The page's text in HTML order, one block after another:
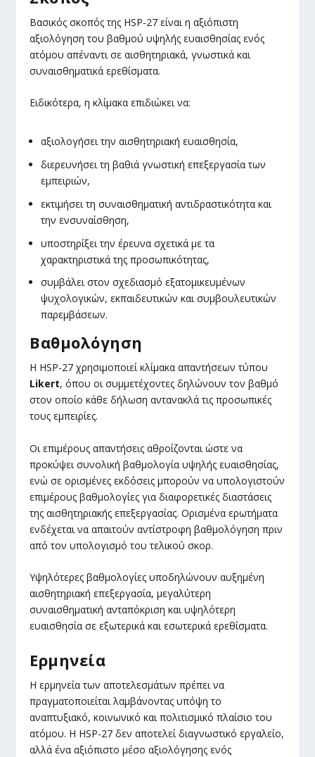
Βασικός σκοπός της HSP-27 είναι η αξιόπιστη
αξιολόγηση του βαθμού υψηλής ευαισθησίας ενός
ατόμου απέναντι σε αισθητηριακά, γνωστικά και
συναισθηματικά ερεθίσματα.
Ειδικότερα, η κλίμακα επιδιώκει να:
αξιολογήσει την αισθητηριακή ευαισθησία,
διερευνήσει τη βαθιά γνωστική επεξεργασία των
εμπειριών,
εκτιμήσει τη συναισθηματική αντιδραστικότητα και
την ενσυναίσθηση,
υποστηρίξει την έρευνα σχετικά με τα
χαρακτηριστικά της προσωπικότητας,
συμβάλει στον σχεδιασμό εξατομικευμένων
ψυχολογικών, εκπαιδευτικών και συμβουλευτικών
παρεμβάσεων.
Βαθμολόγηση
Η HSP-27 χρησιμοποιεί κλίμακα απαντήσεων τύπου
Likert, όπου οι συμμετέχοντες δηλώνουν τον βαθμό
στον οποίο κάθε δήλωση αντανακλά τις προσωπικές
τους εμπειρίες.
Οι επιμέρους απαντήσεις αθροίζονται ώστε να
προκύψει συνολική βαθμολογία υψηλής ευαισθησίας,
ενώ σε ορισμένες εκδόσεις μπορούν να υπολογιστούν
επιμέρους βαθμολογίες για διαφορετικές διαστάσεις
της αισθητηριακής επεξεργασίας. Ορισμένα ερωτήματα
ενδέχεται να απαιτούν αντίστροφη βαθμολόγηση πριν
από τον υπολογισμό του τελικού σκορ.
Υψηλότερες βαθμολογίες υποδηλώνουν αυξημένη
αισθητηριακή επεξεργασία, μεγαλύτερη
συναισθηματική ανταπόκριση και υψηλότερη
ευαισθησία σε εξωτερικά και εσωτερικά ερεθίσματα.
Ερμηνεία
Η ερμηνεία των αποτελεσμάτων πρέπει να
πραγματοποιείται λαμβάνοντας υπόψη το
αναπτυξιακό, κοινωνικό και πολιτισμικό πλαίσιο του
ατόμου. Η HSP-27 δεν αποτελεί διαγνωστικό εργαλείο,
αλλά ένα αξιόπιστο μέσο αξιολόγησης ενός